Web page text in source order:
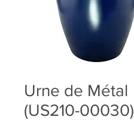
Urne de Métal
(US210-00030)